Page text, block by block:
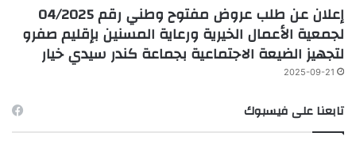
إعلان عن طلب عروض مفتوح وطني رقم 04/2025
لجمعية الأعمال الخيرية ورعاية المسنين بإقليم صفرو
لتجهيز الضيعة الاجتماعية بجماعة كندر سيدي خيار
2025-09-21
تابعنا على فيسبوك